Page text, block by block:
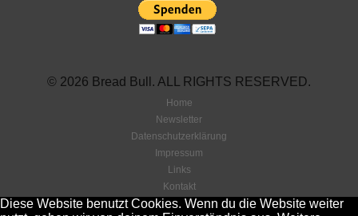
© 2026 Bread Bull. ALL RIGHTS RESERVED.
Home
Newsletter
Datenschutzerklärung
Impressum
Links
Kontakt
Diese Website benutzt Cookies. Wenn du die Website weiter